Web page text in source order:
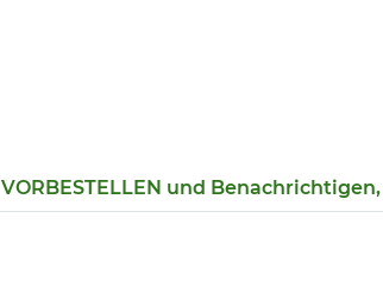
VORBESTELLEN und